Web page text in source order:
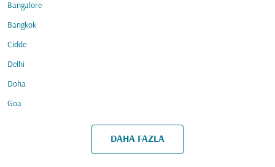
Bangalore
Bangkok
Cidde
Delhi
Doha
Goa
DAHA FAZLA